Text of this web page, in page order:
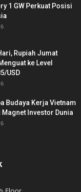
1 GW Perkuat Posisi
Rupiah Jumat
ke Level
USD
Budaya Kerja Vietnam
Magnet Investor Dunia